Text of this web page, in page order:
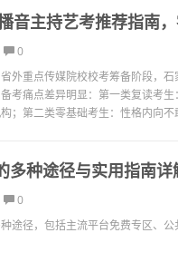
音主持艺考推荐指南
0
外重点传媒院校校考筹备阶段，
考痛点差异明显：第一类复读考
；第二类零基础考生：性格内向
多种途径与实用指南详
0
途径，包括主流平台免费专区、